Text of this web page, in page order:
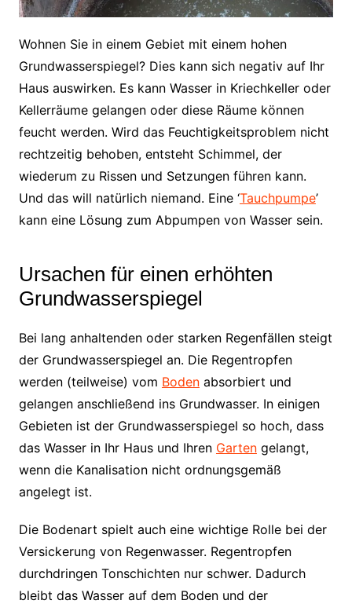
Wohnen Sie in einem Gebiet mit einem hohen
Grundwasserspiegel? Dies kann sich negativ auf Ihr
Haus auswirken. Es kann Wasser in Kriechkeller oder
Kellerräume gelangen oder diese Räume können
feucht werden. Wird das Feuchtigkeitsproblem nicht
rechtzeitig behoben, entsteht Schimmel, der
wiederum zu Rissen und Setzungen führen kann.
Und das will natürlich niemand. Eine ‘Tauchpumpe’
kann eine Lösung zum Abpumpen von Wasser sein.
Ursachen für einen erhöhten
Grundwasserspiegel
Bei lang anhaltenden oder starken Regenfällen steigt
der Grundwasserspiegel an. Die Regentropfen
werden (teilweise) vom Bodenabsorbiert und
gelangen anschließend ins Grundwasser. In einigen
Gebieten ist der Grundwasserspiegel so hoch, dass
das Wasser in Ihr Haus und Ihren Gartengelangt,
wenn die Kanalisation nicht ordnungsgemäß
angelegt ist.
Die Bodenart spielt auch eine wichtige Rolle bei der
Versickerung von Regenwasser. Regentropfen
durchdringen Tonschichten nur schwer. Dadurch
bleibt das Wasser auf dem Boden und der